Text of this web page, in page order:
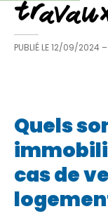
PUBLIÉ LE12/09/2024
Quels
cas de